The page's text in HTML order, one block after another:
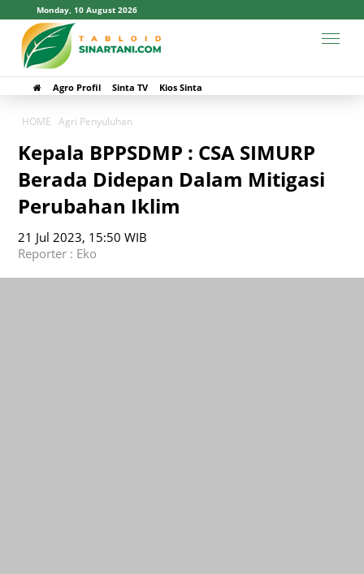
Monday, 10 August 2026
Agro Profil Sinta TV Kios Sinta
HOME Agri Penyuluhan
Kepala BPPSDMP : CSA SIMURP
Berada Didepan Dalam Mitigasi
Perubahan Iklim
21 Jul 2023, 15:50 WIB
Reporter : Eko